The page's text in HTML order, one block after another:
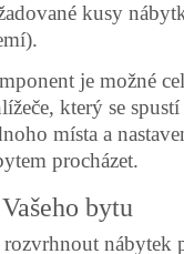
kusy
je možné
který se
místa a
procházet.
bytu
nábytek